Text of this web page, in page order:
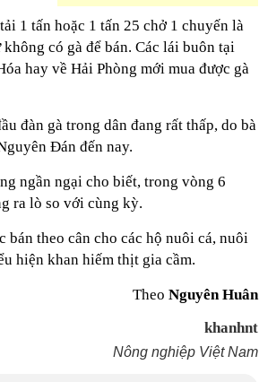
1 tấn hoặc 1 tấn 25 chở 1 chuyến là
có gà để bán. Các lái buôn tại
hay về Hải Phòng mới mua được gà
đàn gà trong dân đang rất thấp, do bà
Đán đến nay.
ngần ngại cho biết, trong vòng 6
ra lò so với cùng kỳ.
bán theo cân cho các hộ nuôi cá, nuôi
hiện khan hiếm thịt gia cầm.
Theo Nguyên Huân
khanhnt
Nông nghiệp Việt Nam